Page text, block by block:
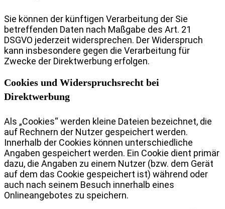
Sie können der künftigen Verarbeitung der Sie
betreffenden Daten nach Maßgabe des Art. 21
DSGVO jederzeit widersprechen. Der Widerspruch
kann insbesondere gegen die Verarbeitung für
Zwecke der Direktwerbung erfolgen.
Cookies und Widerspruchsrecht bei
Direktwerbung
Als „Cookies“ werden kleine Dateien bezeichnet, die
auf Rechnern der Nutzer gespeichert werden.
Innerhalb der Cookies können unterschiedliche
Angaben gespeichert werden. Ein Cookie dient primär
dazu, die Angaben zu einem Nutzer (bzw. dem Gerät
auf dem das Cookie gespeichert ist) während oder
auch nach seinem Besuch innerhalb eines
Onlineangebotes zu speichern.